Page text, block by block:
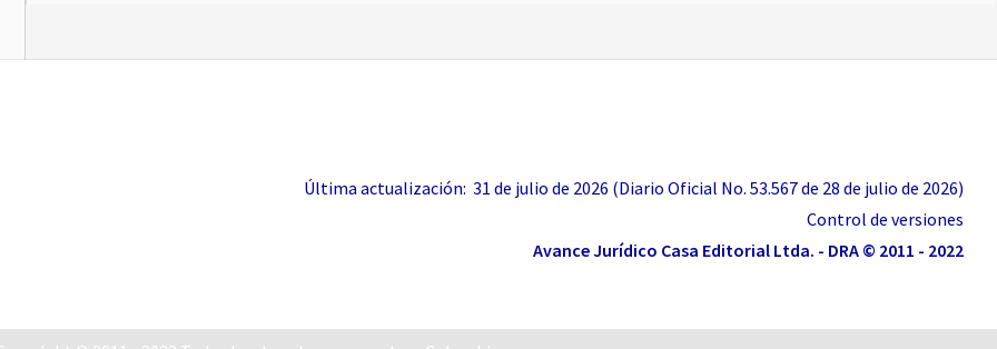
Que en el artículo5ode la Resolución 777 del 2 de junio de 2021, se indica que los
actividades de manera presencial se incluirán a las personas que en el ejercicio de su
autonomía decidieron no vacunarse, independientemente de su edad o condición de
Que mediante la Directiva Presidencial04del 9 de junio de 2021, el señor Presidente de la
Última actualización: 31 de julio de 2026 (Diario Oficial No. 53.567 de 28 de julio de 2026)
Control de versiones
Avance Jurídico Casa Editorial Ltda. - DRA © 2011 - 2022